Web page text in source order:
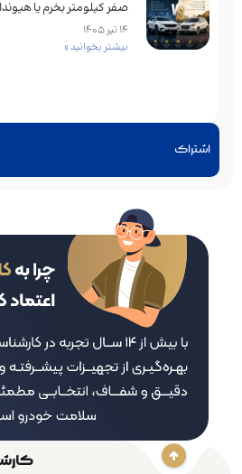
اشتراک
صفر کیلومتر بخرم یا هیوندای
14 تیر 1405
بیشتر بخوانید »